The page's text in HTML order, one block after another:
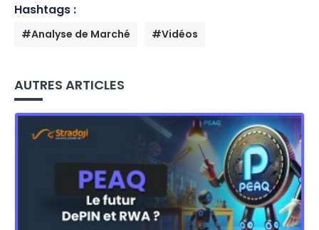
Hashtags :
#Analyse de Marché #Vidéos
AUTRES ARTICLES